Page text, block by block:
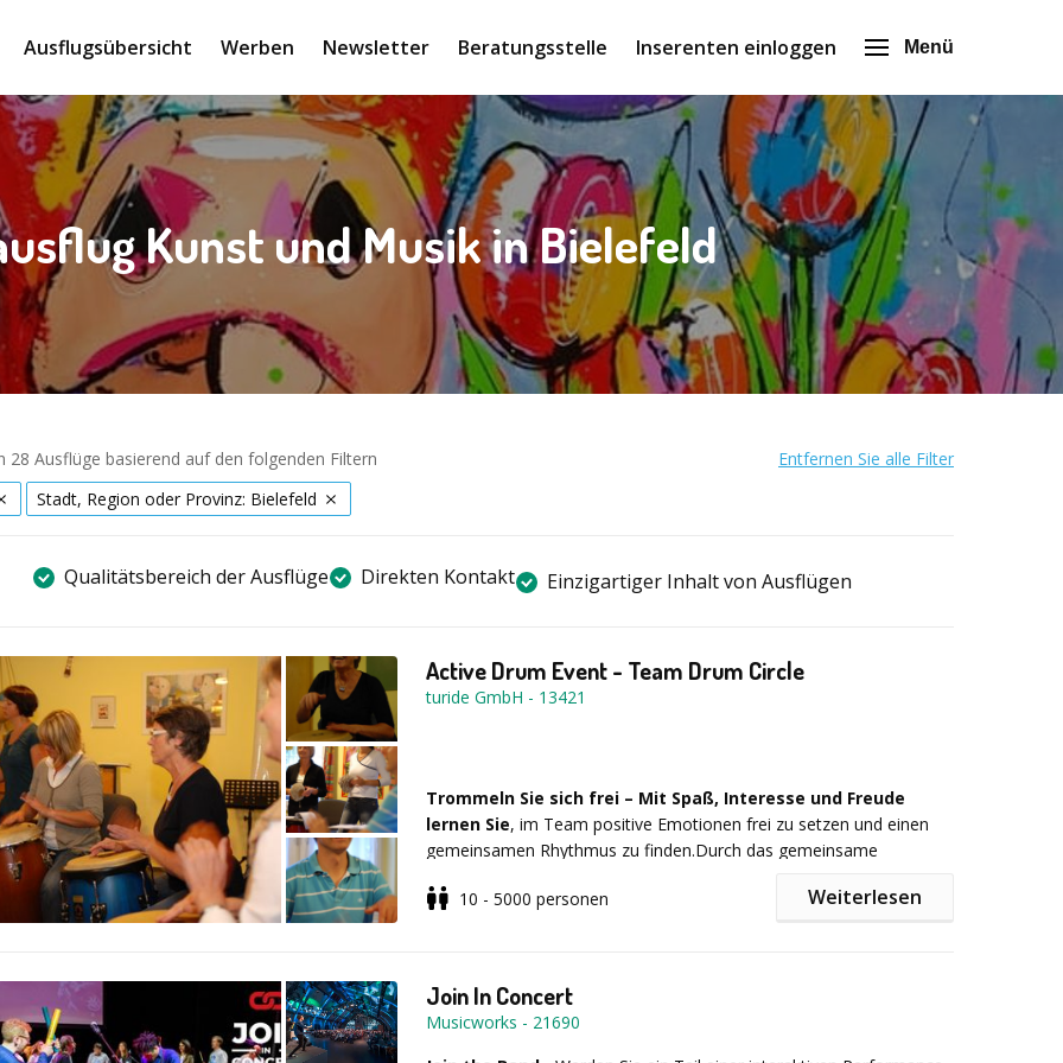
Ausflugsübersicht Werben Newsletter Beratungsstelle Inserenten einloggen Menü
Kunst und Musik in Bielefeld
28 Ausflüge basierend auf den folgenden Filtern
Entfernen Sie alle Filter
Stadt, Region oder Provinz: Bielefeld
Qualitätsbereich der Ausflüge Direkten Kontakt Einzigartiger Inhalt von Ausflügen
Active Drum Event - Team Drum Circle
turide GmbH - 13421
Trommeln Sie sich frei – Mit Spaß, Interesse und Freude
lernen Sie, im Team positive Emotionen frei zu setzen und einen
gemeinsamen Rhythmus zu finden.Durch das gemeinsame
Teamfähigkeit entwickelt und gefestigt. Erfolgserlebnisse stellen sich
Hintergrund
: Unser ACTIVEDRUMEVENT basiert auf der Drum
Circle-Philosophie von Arthur Hull, USA. Diese ist darauf ausgelegt,
10 - 5000 personen Weiterlesen
Join In Concert
Musicworks - 21690